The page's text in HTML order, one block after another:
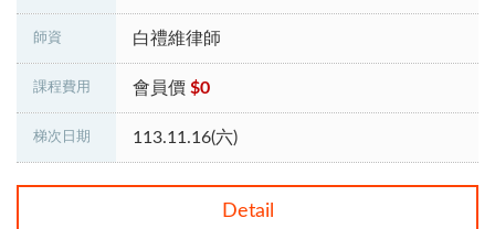
師資 白禮維律師
課程費用 會員價 $0
梯次日期 113.11.16(六)
Detail